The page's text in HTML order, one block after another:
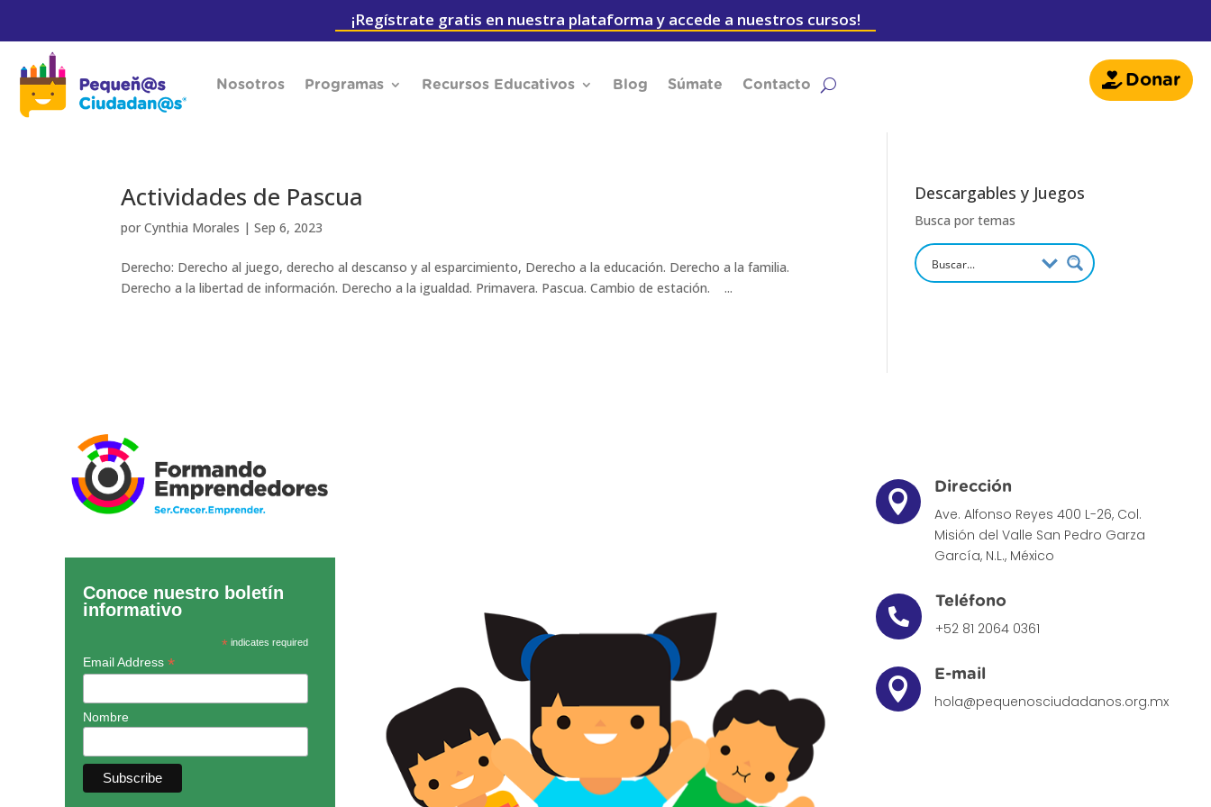
¡Regístrate gratis en nuestra plataforma y accede a nuestros cursos!
Nosotros Programas Recursos Educativos Blog Súmate Contacto Donar
Actividades de Pascua
porCynthia Morales |Sep 6, 2023
Derecho: Derecho al juego, derecho al descanso y al esparcimiento, Derecho a la educación. Derecho a la familia.
Derecho a la libertad de información. Derecho a la igualdad. Primavera. Pascua. Cambio de estación. ...
Descargables y Juegos
Busca por temas
Conoce nuestro boletín
informativo
*indicates required
Email Address *
Nombre

Dirección
Ave. Alfonso Reyes 400 L-26, Col.
Misión del Valle San Pedro Garza
García, N.L., México

Teléfono
+52 81 2064 0361

E-mail
hola@pequenosciudadanos.org.mx